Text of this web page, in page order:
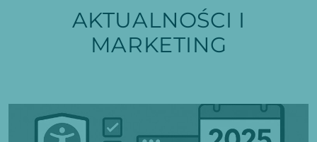
AKTUALNOŚCI I
MARKETING